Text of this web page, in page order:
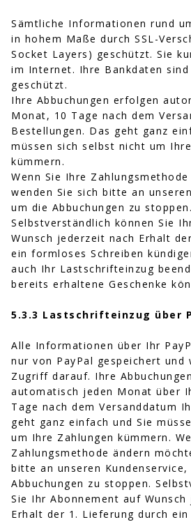
Sämtliche Informationen rund
in hohem Maße durch SSL-
Socket Layers) geschützt. Sie
im Internet. Ihre Bankdaten
geschützt.
Ihre Abbuchungen erfolgen
Monat, 10 Tage nach dem
Bestellungen. Das geht ganz
müssen sich selbst nicht um
kümmern.
Wenn Sie Ihre
wenden Sie sich bitte an unseren
um die Abbuchungen zu stoppen.
Selbstverständlich können Sie
Wunsch jederzeit nach Erhalt
ein formloses Schreiben
auch Ihr Lastschrifteinzug
bereits erhaltene Geschenke
5.3.3 Lastschrifteinzug über
Alle Informationen über Ihr
nur von PayPal gespeichert und
Zugriff darauf. Ihre
automatisch jeden Monat über
Tage nach dem Versanddatum
geht ganz einfach und Sie
um Ihre Zahlungen kümmern.
Zahlungsmethode ändern
bitte an unseren Kundenservice,
Abbuchungen zu stoppen.
Sie Ihr Abonnement auf
Erhalt der 1. Lieferung durch